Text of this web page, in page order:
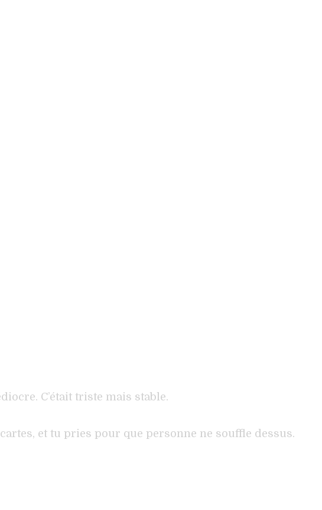
C’était triste mais stable.
et tu pries pour que personne ne souffle dessus.